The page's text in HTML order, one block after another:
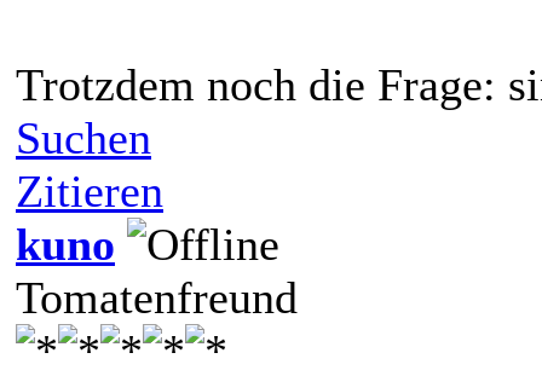
Trotzdem noch die Frage:
Suchen
Zitieren
kuno
Tomatenfreund